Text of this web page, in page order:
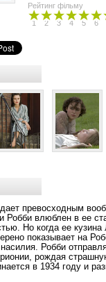
Рейтинг фільму
1 2 3 4 5 6
превосходным
Робби влюблен в ее
Но когда ее
показывает на
Робби
рождая
в 1934 году и